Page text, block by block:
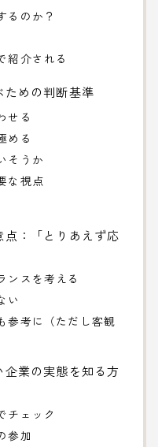
るのか？
紹介される
ための判断基準
せる
める
そうか
な視点
：「とりあえず応
ンスを考える
い
参考に（ただし客観
業の実態を知る方
チェック
参加